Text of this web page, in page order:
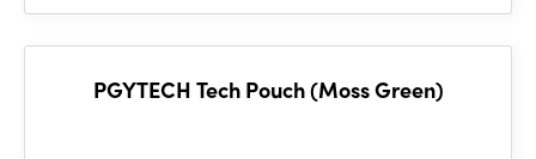
PGYTECH Tech Pouch (Moss Green)